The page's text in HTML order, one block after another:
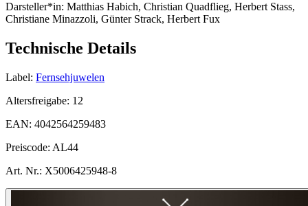
Darsteller*in: Matthias Habich, Christian Quadflieg, Herbert Stass,
Christiane Minazzoli, Günter Strack, Herbert Fux
Technische Details
Label: Fernsehjuwelen
Altersfreigabe: 12
EAN: 4042564259483
Preiscode: AL44
Art. Nr.: X5006425948-8